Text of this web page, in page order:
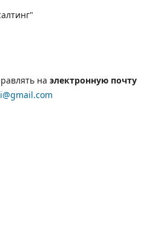
на электронную почту